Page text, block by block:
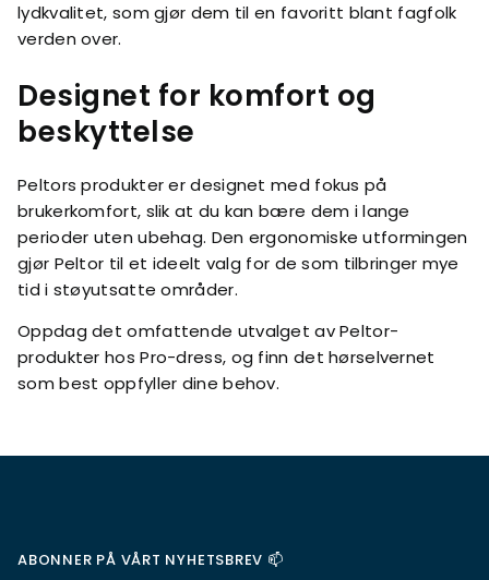
lydkvalitet, som gjør dem til en favoritt blant fagfolk
verden over.
Designet for komfort og
beskyttelse
Peltors produkter er designet med fokus på
brukerkomfort, slik at du kan bære dem i lange
perioder uten ubehag. Den ergonomiske utformingen
gjør Peltor til et ideelt valg for de som tilbringer mye
tid i støyutsatte områder.
Oppdag det omfattende utvalget av Peltor-
produkter hos Pro-dress, og finn det hørselvernet
som best oppfyller dine behov.
ABONNER PÅ VÅRT NYHETSBREV 📫